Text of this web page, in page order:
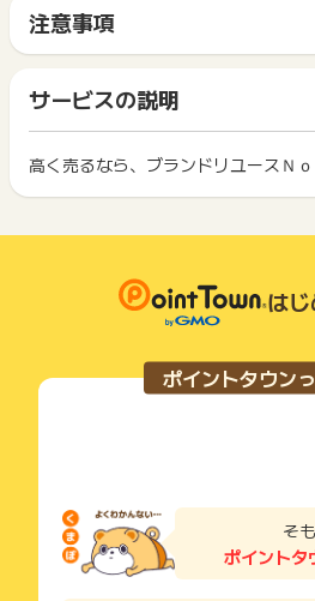
グインまたは新規会員登録→必要事
→宅配買取申込み→買取希望商品の
→入金確認→買取成立完了！
【獲得対象外条件】
・＜事前見積もり依頼＞からの申込み
・コピー品や買取不可商品
・買取不成立
・買取金額8,000円未満の場合
・LINEで査定・申込書印刷からのお
・同一ユーザーならび同一世帯から
※ポイントに関するお問い合わせは、
までお問い合わせください。ポイン
サイトに移動してからお申し込みや
間に、同じブラウザ（※）で他のサイ
ト獲得ができません。
「 サイトへ行ってポイントGET 」
ス・お買い物利用時で、デバイス・
イント獲得ができません。
2回以上同じお買い物・サービスをご
ポイントタウンに戻り、「 サイトへ
得無効」となる可能性があります。
・同一端末や同一世帯で、繰り返し
い物を複数回ご利用された場合
て一度でも同サービス・お買い物を
ご利用前には、Cookieの削除をおこ
ださい。
各サービス・お買い物に掲載されて
読みください。
注意事項
一部のサービスにつきましては、1
は切り捨てとなります。
ポイント獲得が1ポイント未満のも
ント履歴には記載されません。
につきましては、ポイントタウンの
商品の交換や一部でもキャンセルさ
になる可能性もございます。
各サービス・お買い物の獲得ポイン
れた時点の条件が適用されます。
条件を達成しているかどうかは各広
り、急遽終了となる場合がございま
広告に遷移しない場合は掲載が終了
得できませんので、ご注意ください
サービスの説明
高く売るなら、ブランドリユースＮ
は
ポイントタウン
そ
ポイントタ